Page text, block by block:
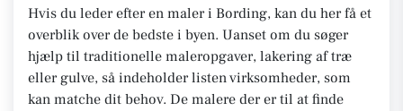
Hvis du leder efter en maler i Bording, kan du her få et
overblik over de bedste i byen. Uanset om du søger
hjælp til traditionelle maleropgaver, lakering af træ
eller gulve, så indeholder listen virksomheder, som
kan matche dit behov. De malere der er til at finde